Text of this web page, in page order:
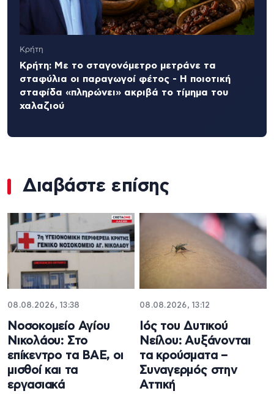
Κρήτη
Κρήτη: Με το σταγονόμετρο μετράνε τα
σταφύλια οι παραγωγοί φέτος - Η ποιοτική
σταφίδα «πληρώνει» ακριβά το τίμημα του
χαλαζιού
Διαβάστε επίσης
08.08.2026, 13:38
Νοσοκομείο Αγίου
Νικολάου: Στο
επίκεντρο τα ΒΑΕ, οι
μισθοί και τα
εργασιακά
08.08.2026, 13:12
Ιός του Δυτικού
Νείλου: Αυξάνονται
τα κρούσματα –
Συναγερμός στην
Αττική